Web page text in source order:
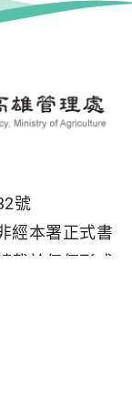
號
經本署正式書
載於任何形式